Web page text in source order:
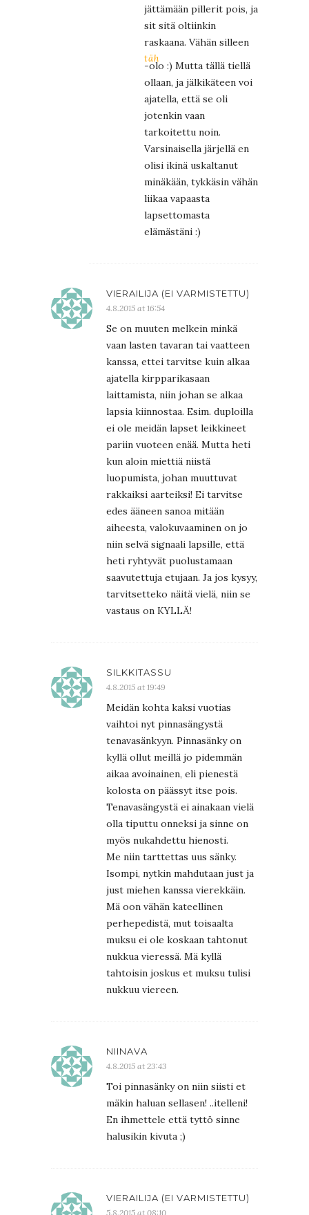
jättämään pillerit pois, ja
sit sitä oltiinkin
raskaana. Vähän silleen
täh
-olo :) Mutta tällä tiellä
ollaan, ja jälkikäteen voi
ajatella, että se oli
jotenkin vaan
tarkoitettu noin.
Varsinaisella järjellä en
olisi ikinä uskaltanut
minäkään, tykkäsin vähän
liikaa vapaasta
lapsettomasta
elämästäni :)
VIERAILIJA (EI VARMISTETTU)
4.8.2015 at 16:54
Se on muuten melkein minkä
vaan lasten tavaran tai vaatteen
kanssa, ettei tarvitse kuin alkaa
ajatella kirpparikasaan
laittamista, niin johan se alkaa
lapsia kiinnostaa. Esim. duploilla
ei ole meidän lapset leikkineet
pariin vuoteen enää. Mutta heti
kun aloin miettiä niistä
luopumista, johan muuttuvat
rakkaiksi aarteiksi! Ei tarvitse
edes ääneen sanoa mitään
aiheesta, valokuvaaminen on jo
niin selvä signaali lapsille, että
heti ryhtyvät puolustamaan
saavutettuja etujaan. Ja jos kysyy,
tarvitsetteko näitä vielä, niin se
vastaus on KYLLÄ!
SILKKITASSU
4.8.2015 at 19:49
Meidän kohta kaksi vuotias
vaihtoi nyt pinnasängystä
tenavasänkyyn. Pinnasänky on
kyllä ollut meillä jo pidemmän
aikaa avoinainen, eli pienestä
kolosta on päässyt itse pois.
Tenavasängystä ei ainakaan vielä
olla tiputtu onneksi ja sinne on
myös nukahdettu hienosti.
Me niin tarttettas uus sänky.
Isompi, nytkin mahdutaan just ja
just miehen kanssa vierekkäin.
Mä oon vähän kateellinen
perhepedistä, mut toisaalta
muksu ei ole koskaan tahtonut
nukkua vieressä. Mä kyllä
tahtoisin joskus et muksu tulisi
nukkuu viereen.
NIINAVA
4.8.2015 at 23:43
Toi pinnasänky on niin siisti et
mäkin haluan sellasen! ..itelleni!
En ihmettele että tyttö sinne
halusikin kivuta ;)
VIERAILIJA (EI VARMISTETTU)
5.8.2015 at 08:10